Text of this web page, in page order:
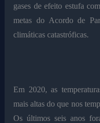
gases de efeito estufa
metas do Acordo de
climáticas catastróficas.
Em 2020, as
mais altas do que nos
Os últimos seis anos